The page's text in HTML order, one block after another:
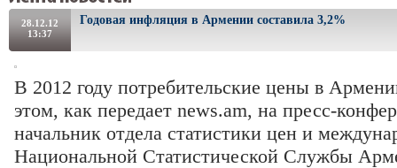
28.12.12
13:37
Годовая инфляция в Армении составила 3,2%
В 2012 году потребительские цены в
этом, как передает news.am, на пресс-
начальник отдела статистики цен и
Национальной Статистической Службы